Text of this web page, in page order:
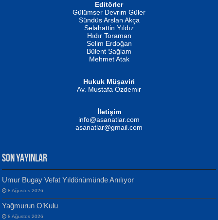
İSMAİL OKUTAN
Erkeklerin Kahrolması Ne Demektir
MUSTAFA KELOĞLU
Yarına İz Bırakmak...
Evvel Zaman Tanrıçası...
Yılmaz Ekinci
Geceye Söylenen...
Editörler
Gülümser Devrim Güler
Sündüs Arslan Akça
Selahattin Yıldız
Hıdır Toraman
Selim Erdoğan
Bülent Sağlam
Mehmet Atak
Hukuk Müşaviri
Av. Mustafa Özdemir
İletişim
info@asanatlar.com
asanatlar@gmail.com
SON YAYINLAR
Umur Bugay Vefat Yıldönümünde Anılıyor
8 Ağustos 2026
Yağmurun O’Kulu
8 Ağustos 2026